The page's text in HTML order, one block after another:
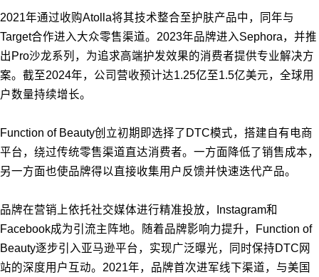
2021年通过收购Atolla将其技术整合至护肤产品中，同年与
Target合作进入大众零售渠道。2023年品牌进入Sephora，并推
出Pro沙龙系列，为追求高端护发效果的消费者提供专业解决方
案。截至2024年，公司营收预计达1.25亿至1.5亿美元，全球用
户数量持续增长。
Function of Beauty创立初期即选择了DTC模式，搭建自有电商
平台，绕过传统零售渠道直达消费者。一方面降低了销售成本，
另一方面也使品牌得以直接收集用户反馈并快速迭代产品。
品牌在营销上依托社交媒体进行精准投放，Instagram和
Facebook成为引流主阵地。随着品牌影响力提升，Function of
Beauty逐步引入亚马逊平台，实现广泛曝光，同时保持DTC网
站的深度用户互动。2021年，品牌首次进军线下渠道，与美国